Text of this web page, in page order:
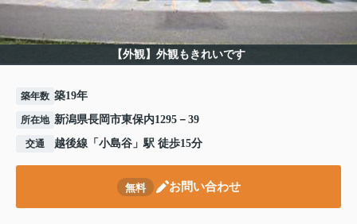
【外観】外観もきれいです
築年数 築19年
所在地 新潟県長岡市東保内1295－39
交通 越後線 「 小島谷 」駅 徒歩15分
無料 お問い合わせ